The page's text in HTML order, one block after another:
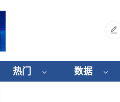
热门 数据